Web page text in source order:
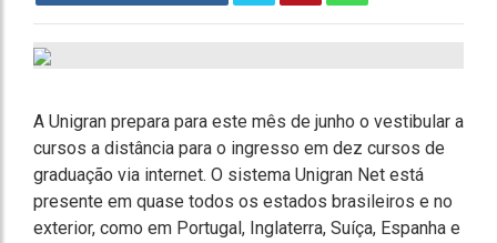
A Unigran prepara para este mês de junho o vestibular a
cursos a distância para o ingresso em dez cursos de
graduação via internet. O sistema Unigran Net está
presente em quase todos os estados brasileiros e no
exterior, como em Portugal, Inglaterra, Suíça, Espanha e